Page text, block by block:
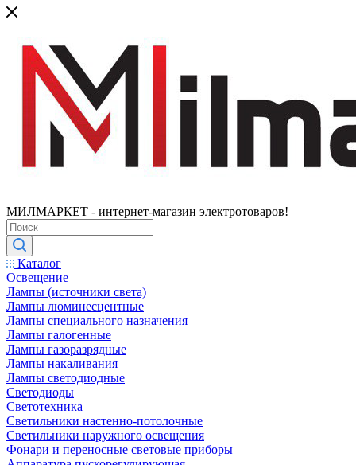
МИЛМАРКЕТ - интернет-магазин электротоваров!
Каталог
Освещение
Лампы (источники света)
Лампы люминесцентные
Лампы специального назначения
Лампы галогенные
Лампы газоразрядные
Лампы накаливания
Лампы светодиодные
Светодиоды
Светотехника
Светильники настенно-потолочные
Светильники наружного освещения
Фонари и переносные световые приборы